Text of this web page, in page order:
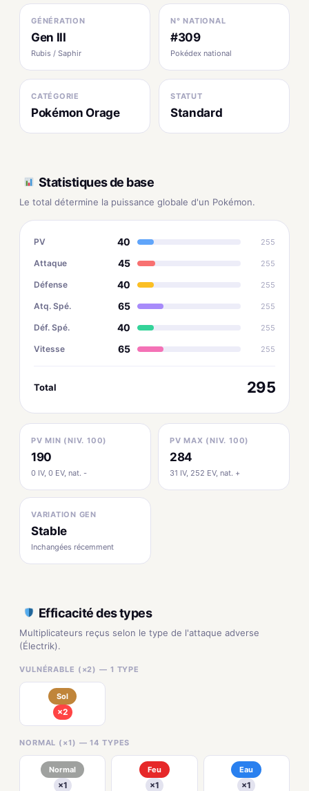
GÉNÉRATION
Gen III
Rubis / Saphir
N° NATIONAL
#309
Pokédex national
CATÉGORIE
Pokémon Orage
STATUT
Standard
Statistiques de base
Le total détermine la puissance globale d'un Pokémon.
PV 40 255
Attaque 45 255
Défense 40 255
Atq. Spé. 65 255
Déf. Spé. 40 255
Vitesse 65 255
Total 295
PV MIN (NIV. 100)
190
0 IV, 0 EV, nat. -
PV MAX (NIV. 100)
284
31 IV, 252 EV, nat. +
VARIATION GEN
Stable
Inchangées récemment
Efficacité des types
Multiplicateurs reçus selon le type de l'attaque adverse
(Électrik).
VULNÉRABLE (×2) — 1 TYPE
Sol
×2
NORMAL (×1) — 14 TYPES
Normal
×1
Feu
×1
Eau
×1